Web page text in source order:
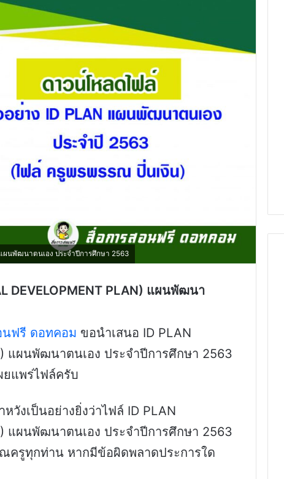
ผนพัฒนาตนเอง ประจำปีการศึกษา 2563
DEVELOPMENT PLAN) แผนพัฒนา
นฟรี ดอทคอม ขอนำเสนอ ID PLAN
แผนพัฒนาตนเอง ประจำปีการศึกษา 2563
แพร่ไฟล์ครับ
วังเป็นอย่างยิ่งว่าไฟล์ ID PLAN
แผนพัฒนาตนเอง ประจำปีการศึกษา 2563
ครูทุกท่าน หากมีข้อผิดพลาดประการใด